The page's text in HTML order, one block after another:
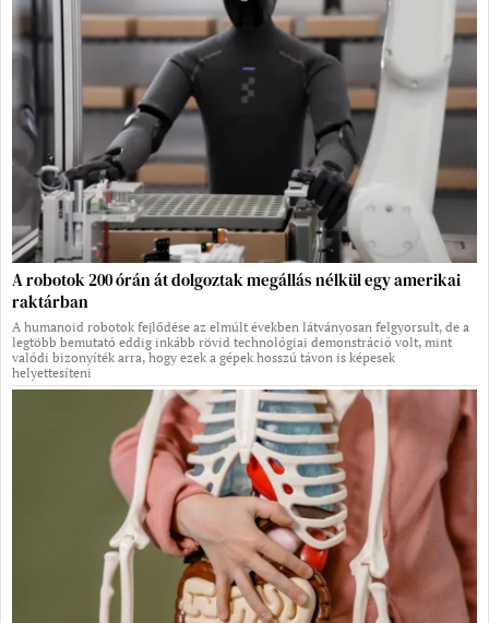
A robotok 200 órán át dolgoztak megállás nélkül egy amerikai
raktárban
A humanoid robotok fejlődése az elmúlt években látványosan felgyorsult, de a
legtöbb bemutató eddig inkább rövid technológiai demonstráció volt, mint
valódi bizonyíték arra, hogy ezek a gépek hosszú távon is képesek
helyettesíteni